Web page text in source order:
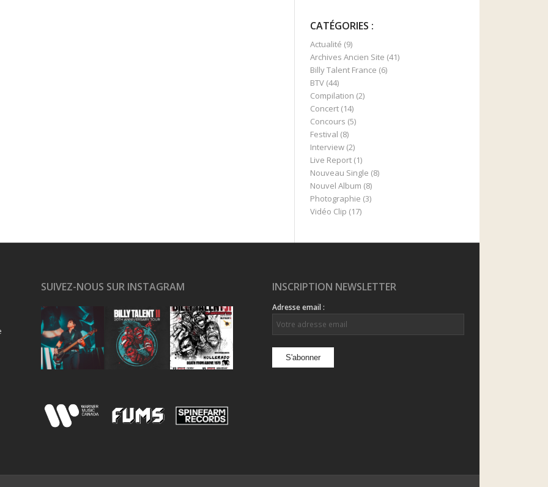
CATÉGORIES :
Actualité (9)
Archives Ancien Site (41)
Billy Talent France (6)
BTV(44)
Compilation (2)
Concert(14)
Concours (5)
Festival (8)
Interview(2)
Live Report(1)
Nouveau Single (8)
Nouvel Album (8)
Photographie (3)
Vidéo Clip (17)
SUIVEZ-NOUS SUR INSTAGRAM INSCRIPTION NEWSLETTER
Adresse email :